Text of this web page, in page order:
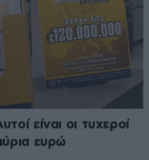
είναι οι τυχεροί
ευρώ